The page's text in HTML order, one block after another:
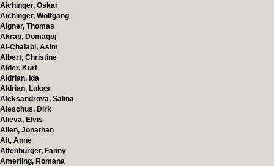
Aichinger, Oskar
Aichinger, Wolfgang
Aigner, Thomas
Akrap, Domagoj
Al-Chalabi, Asim
Albert, Christine
Alder, Kurt
Aldrian, Ida
Aldrian, Lukas
Aleksandrova, Salina
Aleschus, Dirk
Alieva, Elvis
Allen, Jonathan
Alt, Anne
Altenburger, Fanny
Amerling, Romana